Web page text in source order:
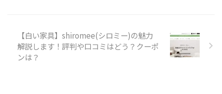
【白い家具】shiromee(シロミー)の魅力
解説します！評判や口コミはどう？クーポ
ンは？